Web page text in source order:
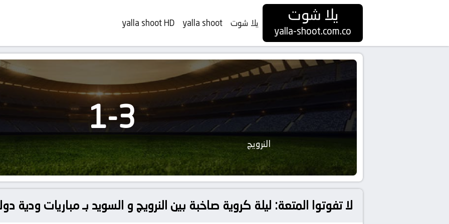
يلا شوت
yalla-shoot.com.co
يلا شوت yalla shoot
yalla shoot HD
النرويج
3
-
1
لا تفوتوا المتعة: ليلة كروية صاخبة بين النرويج و السويد بـ مباريات ودية